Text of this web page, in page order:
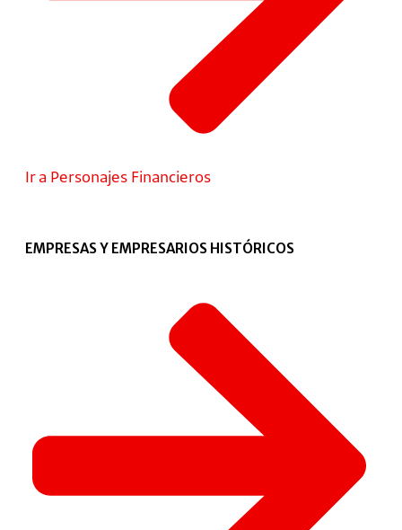
Ir a Personajes Financieros
EMPRESAS Y EMPRESARIOS HISTÓRICOS